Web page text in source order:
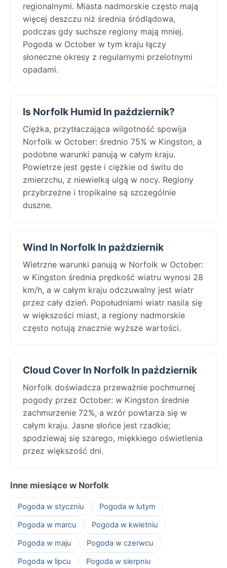
regionalnymi. Miasta nadmorskie często mają
więcej deszczu niż średnia śródlądowa,
podczas gdy suchsze regiony mają mniej.
Pogoda w October w tym kraju łączy
słoneczne okresy z regularnymi przelotnymi
opadami.
Is Norfolk Humid In październik?
Ciężka, przytłaczająca wilgotność spowija
Norfolk w October: średnio 75% w Kingston, a
podobne warunki panują w całym kraju.
Powietrze jest gęste i ciężkie od świtu do
zmierzchu, z niewielką ulgą w nocy. Regiony
przybrzeżne i tropikalne są szczególnie
duszne.
Wind In Norfolk In październik
Wietrzne warunki panują w Norfolk w October:
w Kingston średnia prędkość wiatru wynosi 28
km/h, a w całym kraju odczuwalny jest wiatr
przez cały dzień. Popołudniami wiatr nasila się
w większości miast, a regiony nadmorskie
często notują znacznie wyższe wartości.
Cloud Cover In Norfolk In październik
Norfolk doświadcza przeważnie pochmurnej
pogody przez October: w Kingston średnie
zachmurzenie 72%, a wzór powtarza się w
całym kraju. Jasne słońce jest rzadkie;
spodziewaj się szarego, miękkiego oświetlenia
przez większość dni.
Inne miesiące w Norfolk
Pogoda w styczniu
Pogoda w lutym
Pogoda w marcu
Pogoda w kwietniu
Pogoda w maju
Pogoda w czerwcu
Pogoda w lipcu
Pogoda w sierpniu